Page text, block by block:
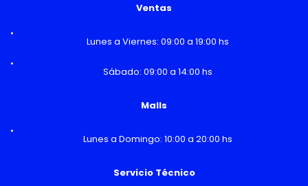
Ventas
Lunes a Viernes: 09:00 a 19:00 hs
Sábado: 09:00 a 14:00 hs
Malls
Lunes a Domingo: 10:00 a 20:00 hs
Servicio Técnico